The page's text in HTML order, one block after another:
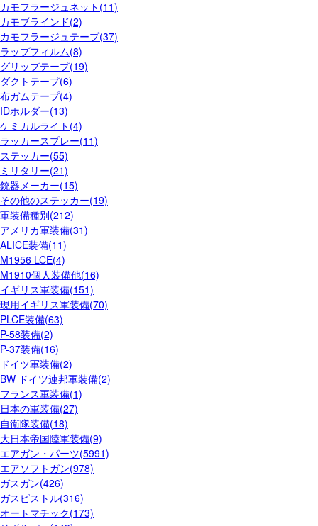
カモフラージュネット(11)
カモブラインド(2)
カモフラージュテープ(37)
ラップフィルム(8)
グリップテープ(19)
ダクトテープ(6)
布ガムテープ(4)
IDホルダー(13)
ケミカルライト(4)
ラッカースプレー(11)
ステッカー(55)
ミリタリー(21)
銃器メーカー(15)
その他のステッカー(19)
軍装備種別(212)
アメリカ軍装備(31)
ALICE装備(11)
M1956 LCE(4)
M1910個人装備他(16)
イギリス軍装備(151)
現用イギリス軍装備(70)
PLCE装備(63)
P-58装備(2)
P-37装備(16)
ドイツ軍装備(2)
BW ドイツ連邦軍装備(2)
フランス軍装備(1)
日本の軍装備(27)
自衛隊装備(18)
大日本帝国陸軍装備(9)
エアガン・パーツ(5991)
エアソフトガン(978)
ガスガン(426)
ガスピストル(316)
オートマチック(173)